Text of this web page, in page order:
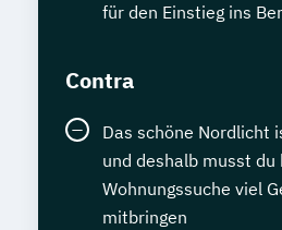
für den Einstieg ins
Contra
Das schöne Nordlicht
und deshalb musst du
Wohnungssuche viel
mitbringen